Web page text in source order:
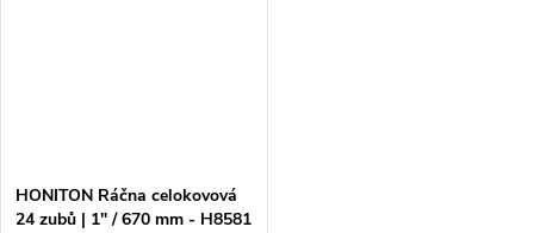
HONITON Ráčna celokovová
24 zubů | 1" / 670 mm - H8581